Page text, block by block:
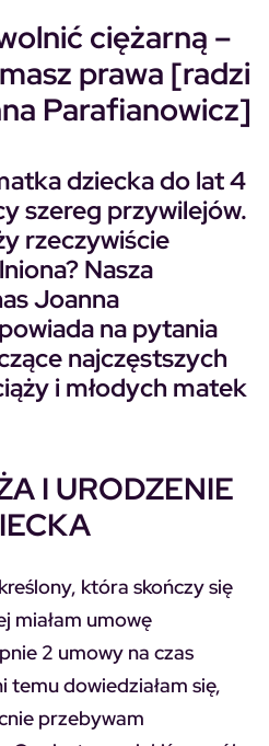
ciężarną –
prawa [radzi
Parafianowicz]
dziecka do lat 4
szereg przywilejów.
rzeczywiście
Nasza
Joanna
na pytania
najczęstszych
i młodych matek
I URODZENIE
która skończy się
miałam umowę
2 umowy na czas
dowiedziałam się,
przebywam